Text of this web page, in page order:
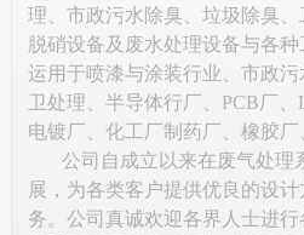
理、市政污水除臭、垃圾除臭
脱硝设备及废水处理设备与各
运用于喷漆与涂装行业、市政
卫处理、半导体行厂、PCB厂
电镀厂、化工厂制药厂、橡胶厂
公司自成立以来在废气处理
展，为各类客户提供优良的设
务。公司真诚欢迎各界人士进